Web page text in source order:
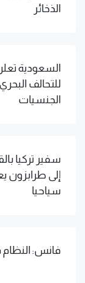
الذخائر
السعودية
للتحالف
الجنسيات
سفير تركيا
إلى طرابزون
سياحيا
فانس: النظام